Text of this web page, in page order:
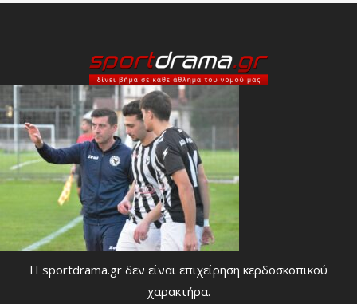
Η sportdrama.gr δεν είναι επιχείρηση κερδοσκοπικού
χαρακτήρα.